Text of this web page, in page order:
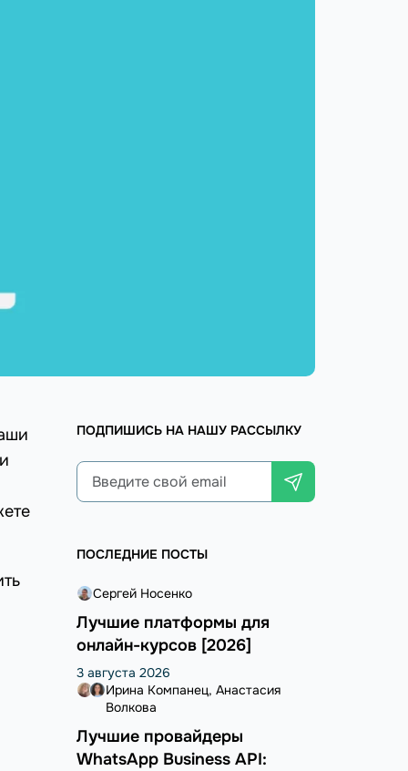
ПОДПИШИСЬ НА НАШУ РАССЫЛКУ
ПОСЛЕДНИЕ ПОСТЫ
Сергей Носенко
Лучшие платформы для
онлайн-курсов [2026]
3 августа 2026
Ирина Компанец Анастасия
Волкова
Лучшие провайдеры
WhatsApp Business API: